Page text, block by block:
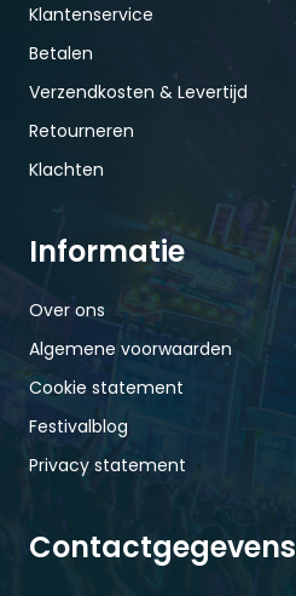
Klantenservice
Betalen
Verzendkosten & Levertijd
Retourneren
Klachten
Informatie
Over ons
Algemene voorwaarden
Cookie statement
Festivalblog
Privacy statement
Contactgegevens